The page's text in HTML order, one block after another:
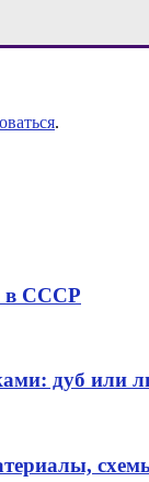
.
в СССР
дуб или